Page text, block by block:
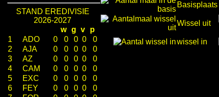
STAND EREDIVISIE
2026-2027
w g v
p
1
ADO 0 0 0 0
0
2
AJA 0 0 0 0
0
3
AZ 0 0 0 0
0
4
CAM 0 0 0 0
0
5
EXC 0 0 0 0
0
6
FEY 0 0 0 0
0
Basisplaats
Wissel uit
wissel in